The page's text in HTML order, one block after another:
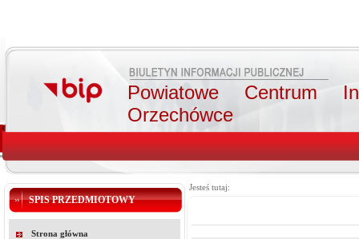
Powiatowe Centrum
Orzechówce
SPIS PRZEDMIOTOWY
Strona główna
Jesteś tutaj: